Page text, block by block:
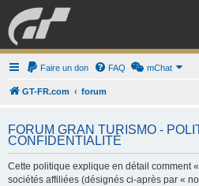
GRAN TURISMO
ESPORT
Faire un don FAQ mChat
GT-FR.com forum
FORUM GRAN TURISMO -
CONFIDENTIALITÉ
Cette politique explique en détail comment
sociétés affiliées (désignés ci-après par «